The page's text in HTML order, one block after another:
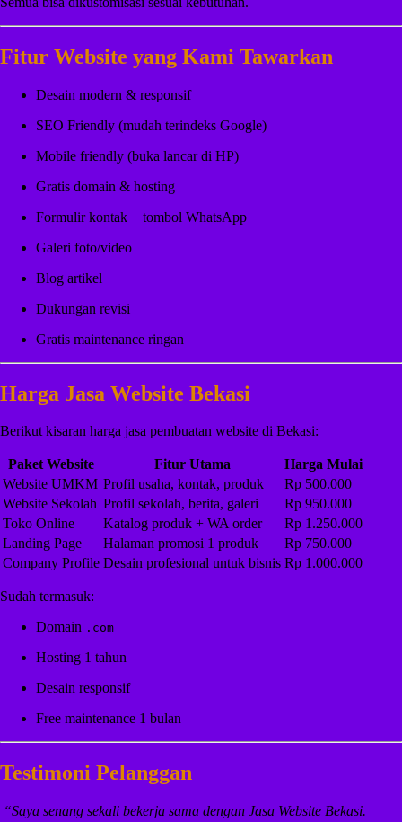
Fitur Website yang Kami Tawarkan
Desain modern & responsif
SEO Friendly (mudah terindeks Google)
Mobile friendly (buka lancar di HP)
Gratis domain & hosting
Formulir kontak + tombol WhatsApp
Galeri foto/video
Blog artikel
Dukungan revisi
Gratis maintenance ringan
Harga Jasa Website Bekasi
Berikut kisaran harga jasa pembuatan website di Bekasi:
Paket Website Fitur Utama
Harga Mulai
Website UMKM Profil usaha, kontak, produk
Rp 500.000
Website Sekolah Profil sekolah, berita, galeri
Rp 950.000
Toko Online
Katalog produk + WA order
Rp 1.250.000
Landing Page
Halaman promosi 1 produk
Rp 750.000
Company Profile Desain profesional untuk bisnis Rp 1.000.000
Sudah termasuk:
Domain .com
Hosting 1 tahun
Desain responsif
Free maintenance 1 bulan
Testimoni Pelanggan
“Saya senang sekali bekerja sama dengan Jasa Website Bekasi.